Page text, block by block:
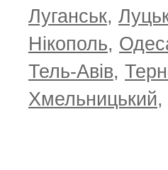
Луганськ,
Нікополь,
Тель-Авів,
Хмельницький,